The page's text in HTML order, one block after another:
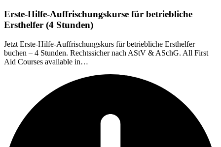
Erste-Hilfe-Auffrischungskurse für betriebliche
Ersthelfer (4 Stunden)
Jetzt Erste-Hilfe-Auffrischungskurs für betriebliche Ersthelfer
buchen – 4 Stunden. Rechtssicher nach AStV & ASchG. All First
Aid Courses available in…